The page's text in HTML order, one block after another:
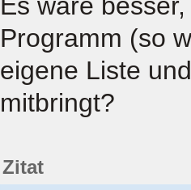
Programm (so
eigene Liste
mitbringt?
Zitat